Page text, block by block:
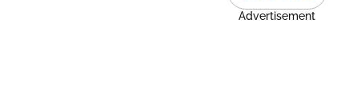
Advertisement